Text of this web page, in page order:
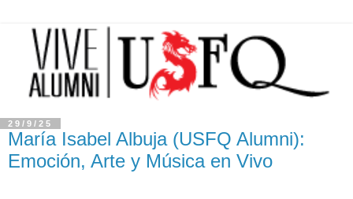
29/9/25
María Isabel Albuja (USFQ Alumni):
Emoción, Arte y Música en Vivo